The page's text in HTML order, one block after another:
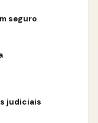
seguro
judiciais